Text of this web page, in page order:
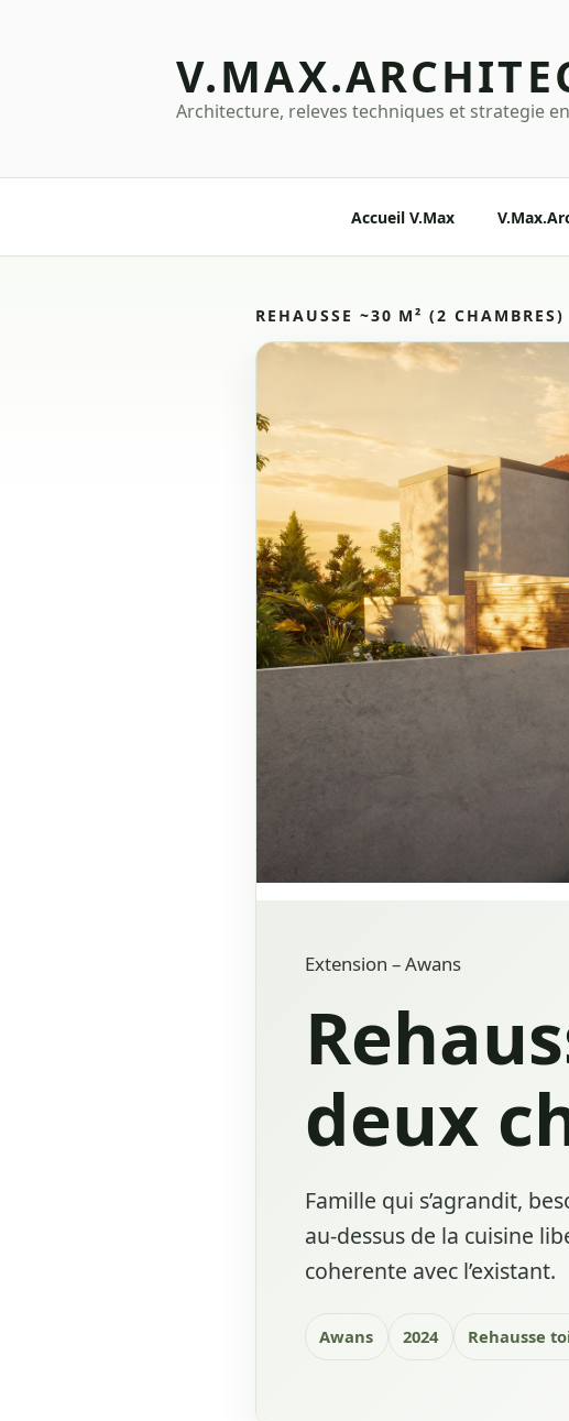
Architecture, releves techniques et strategie
Accueil V.Max
REHAUSSE ~30 M² (2 CHAMBRES)
Extension – Awans
deux
Famille qui s’agrandit,
au-dessus de la cuisine
coherente avec l’existant.
Awans 2024 Rehausse